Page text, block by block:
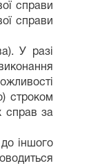
справи
справи
У разі
строком
справ за
іншого